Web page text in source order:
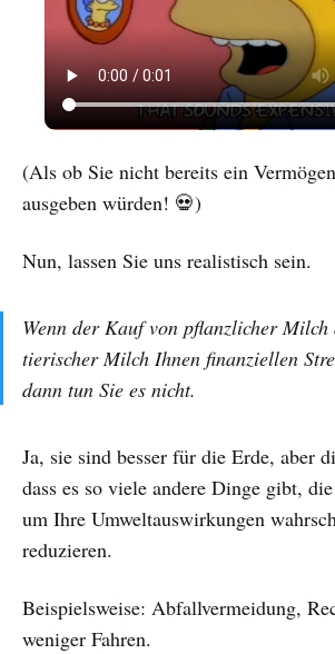
(Als ob Sie nicht bereits ein
ausgeben würden! 💀)
Nun, lassen Sie uns realistisch sein.
Wenn der Kauf von pflanzlicher Milch
tierischer Milch Ihnen finanziellen
dann tun Sie es nicht.
Ja, sie sind besser für die Erde, aber
dass es so viele andere Dinge gibt,
um Ihre Umweltauswirkungen
reduzieren.
Beispielsweise: Abfallvermeidung,
weniger Fahren.